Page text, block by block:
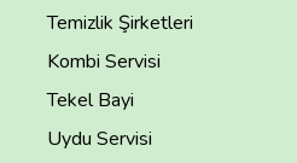
Temizlik Şirketleri
Kombi Servisi
Tekel Bayi
Uydu Servisi